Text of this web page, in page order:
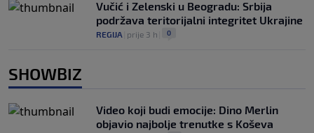
Vučić i Zelenski u Beogradu: Srbija
podržava teritorijalni integritet Ukrajine
REGIJA prije 3 h 0
SHOWBIZ
Video koji budi emocije: Dino Merlin
objavio najbolje trenutke s Koševa